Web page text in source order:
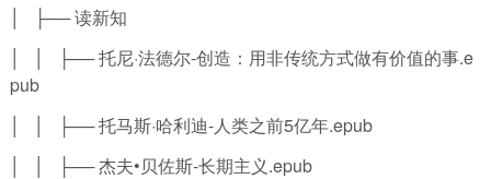
│ ├── 读新知
│ │ ├── 托尼·法德尔-创造：用非传统方式做有价值的事.e
pub
│ │ ├── 托马斯·哈利迪-人类之前5亿年.epub
│ │ ├── 杰夫•贝佐斯-长期主义.epub